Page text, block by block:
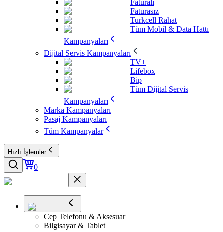
Faturalı
Faturasız
Turkcell Rahat
Tüm Mobil & Data Hattı
Kampanyaları
Dijital Servis Kampanyaları
TV+
Lifebox
Bip
Tüm Dijital Servis
Kampanyaları
Marka Kampanyaları
Pasaj Kampanyaları
Tüm Kampanyalar
Hızlı İşlemler
0
Cep Telefonu & Aksesuar
Bilgisayar & Tablet